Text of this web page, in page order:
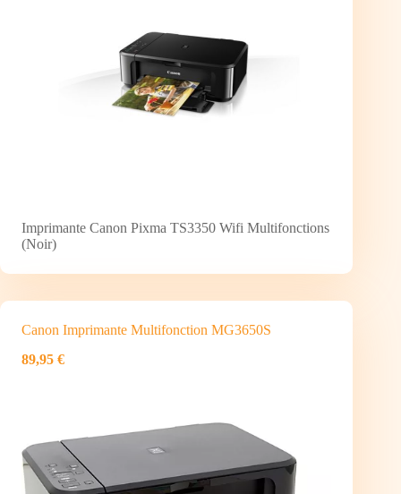
Imprimante Canon Pixma TS3350 Wifi Multifonctions
(Noir)
Canon Imprimante Multifonction MG3650S
89,95 €